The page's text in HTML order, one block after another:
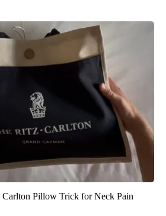
Carlton Pillow Trick for Neck Pain